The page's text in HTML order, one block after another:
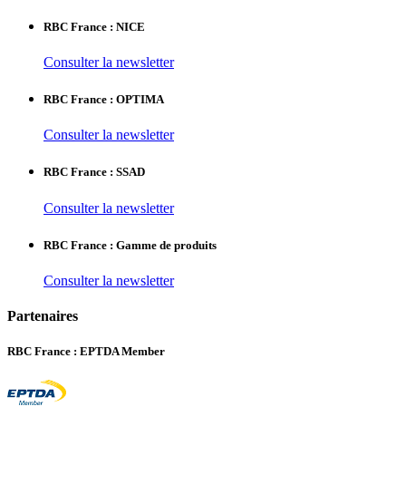
RBC France : NICE
Consulter la newsletter
RBC France : OPTIMA
Consulter la newsletter
RBC France : SSAD
Consulter la newsletter
RBC France : Gamme de produits
Consulter la newsletter
Partenaires
RBC France : EPTDA Member